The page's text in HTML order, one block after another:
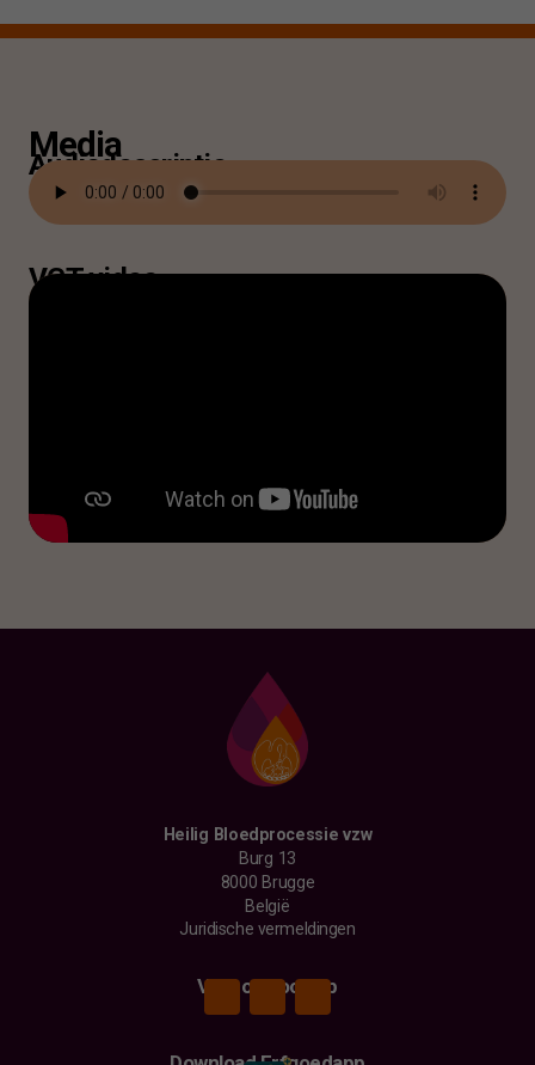
Media
Audiodescriptie
VGT video
Heilig Bloedprocessie vzw
Burg 13
8000 Brugge
België
Juridische vermeldingen
Vind ons ook op